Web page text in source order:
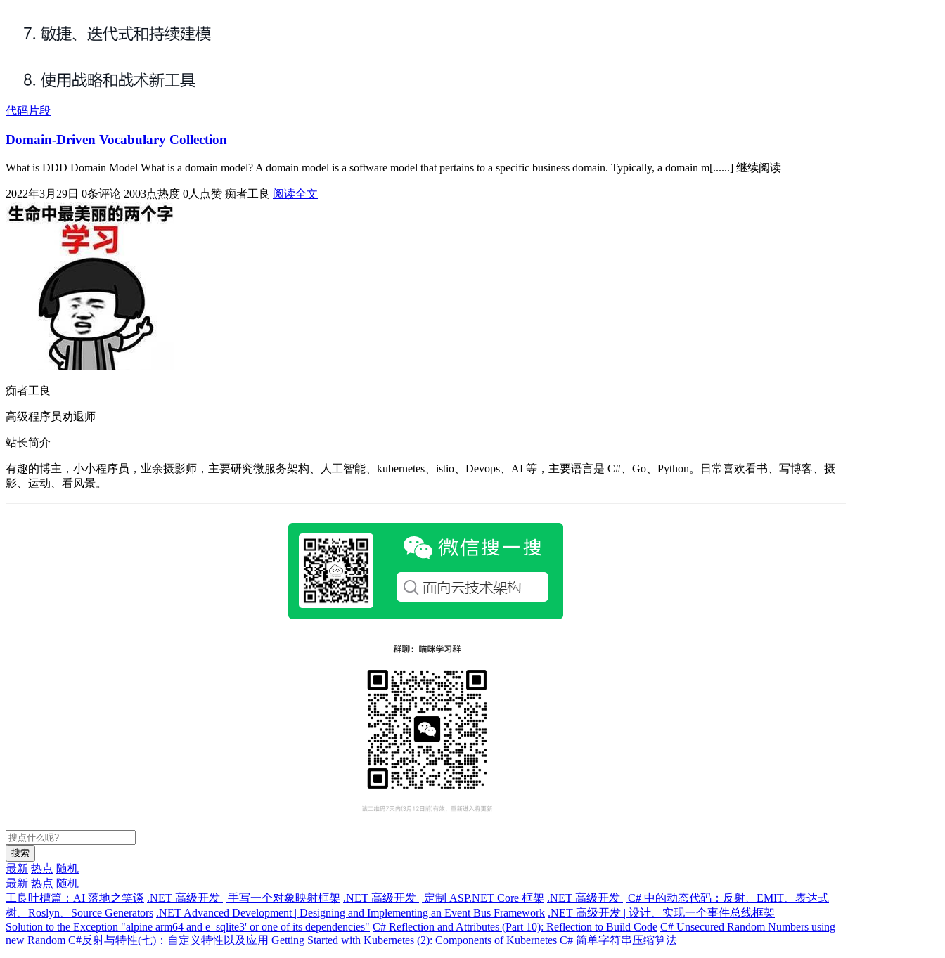
代码片段
Domain-Driven Vocabulary Collection
What is DDD Domain Model What is a domain model? A domain model is a software model that pertains to a specific business domain. Typically, a domain m[......] 继续阅读
2022年3月29日 0条评论 2003点热度 0人点赞 痴者工良 阅读全文
痴者工良
高级程序员劝退师
站长简介
有趣的博主，小小程序员，业余摄影师，主要研究微服务架构、人工智能、kubernetes、istio、Devops、AI 等，主要语言是 C#、Go、Python。日常喜欢看书、写博客、摄
影、运动、看风景。
搜索
最新 热点 随机
最新 热点 随机
工良吐槽篇：AI 落地之笑谈 .NET 高级开发 | 手写一个对象映射框架 .NET 高级开发 | 定制 ASP.NET Core 框架 .NET 高级开发 | C# 中的动态代码：反射、EMIT、表达式
树、Roslyn、Source Generators .NET Advanced Development | Designing and Implementing an Event Bus Framework .NET 高级开发 | 设计、实现一个事件总线框架
Solution to the Exception "alpine arm64 and e_sqlite3' or one of its dependencies" C# Reflection and Attributes (Part 10): Reflection to Build Code C# Unsecured Random Numbers using
new Random C#反射与特性(七)：自定义特性以及应用 Getting Started with Kubernetes (2): Components of Kubernetes C# 简单字符串压缩算法